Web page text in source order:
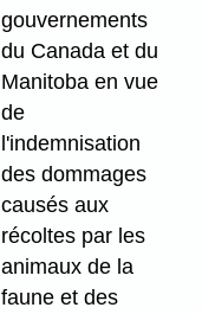
gouvernements
du Canada et du
Manitoba en vue
de
l'indemnisation
des dommages
causés aux
récoltes par les
animaux de la
faune et des